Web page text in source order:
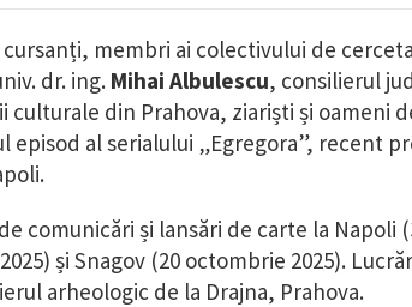
membri ai colectivului de
dr. ing. Mihai Albulescu, consilierul
din Prahova, ziariști și oameni
al serialului „Egregora”, recent
comunicări și lansări de carte la Napoli
și Snagov (20 octombrie 2025).
arheologic de la Drajna, Prahova.